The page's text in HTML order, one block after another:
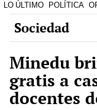
LO ÚLTIMO POLÍTICA
Sociedad
Minedu
gratis a
docentes